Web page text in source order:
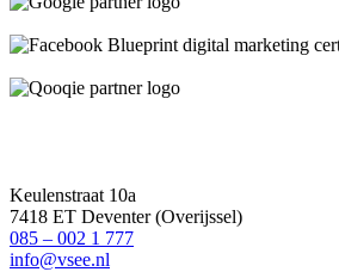
Keulenstraat 10a
7418 ET Deventer (Overijssel)
085 – 002 1 777
info@vsee.nl